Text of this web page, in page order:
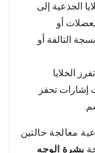
الجذعية إلى
أو
التالفة أو
الخلايا
إشارات تحفز
معالجة حالتين
بشرة الوجه